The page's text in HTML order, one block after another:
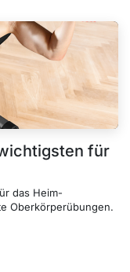
für
das Heim-
Oberkörperübungen.